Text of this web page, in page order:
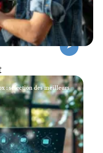
: sélection des meilleurs